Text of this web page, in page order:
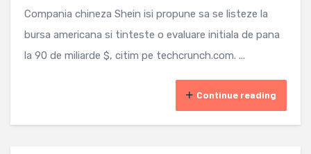
Compania chineza Shein isi propune sa se listeze la
bursa americana si tinteste o evaluare initiala de pana
la 90 de miliarde $, citim pe techcrunch.com. ...
Continue reading